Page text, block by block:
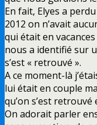
En fait, Elyes a
2012 on n’avait
qui était en
nous a identifié sur
s’est « retrouvé ».
A ce moment-là
lui était en couple
qu’on s’est
On adorait parler